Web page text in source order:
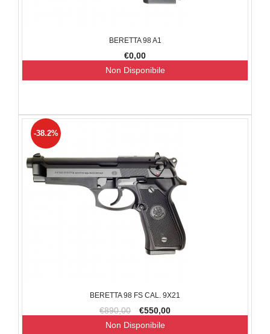
BERETTA 98 A1
€0,00
Non Disponibile
BERETTA 98 FS CAL. 9X21
€890,00 €550,00
-38.2%
Non Disponibile